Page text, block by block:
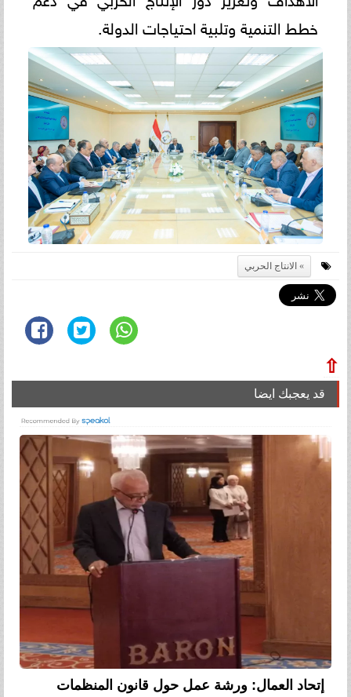
خطط التنمية وتلبية احتياجات الدولة.
الانتاج الحربي
⇧
قد يعجبك ايضا
إتحاد العمال: ورشة عمل حول قانون المنظمات